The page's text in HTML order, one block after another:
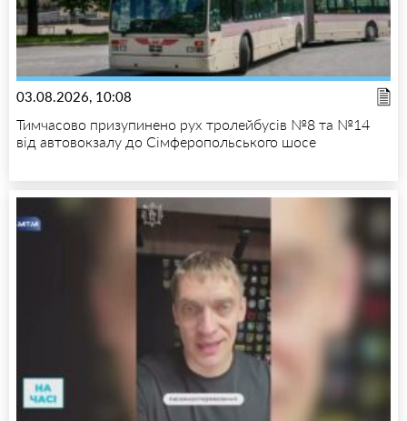
03.08.2026, 10:08
Тимчасово призупинено рух тролейбусів №8 та №14
від автовокзалу до Сімферопольського шосе